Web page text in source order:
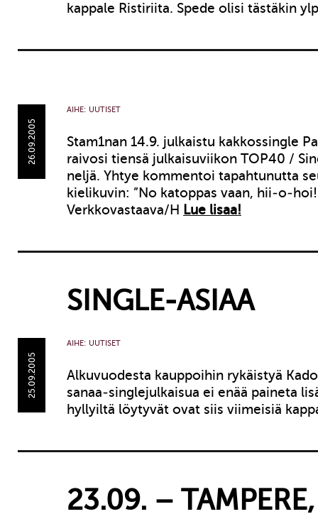
kappale Ristiriita. Spede olisi tästäkin
26.09.2005
AIHE: UUTISET
Stam1nan 14.9. julkaistu kakkossingle
raivosi tiensä julkaisuviikon TOP40 /
neljä. Yhtye kommentoi tapahtunutta
kielikuvin: ”No katoppas vaan, hii-o-
Verkkovastaava/H Lue lisaa!
SINGLE-ASIAA
25.09.2005
AIHE: UUTISET
Alkuvuodesta kauppoihin rykäistyä
sanaa-singlejulkaisua ei enää paineta
hyllyiltä löytyvät ovat siis viimeisiä
23.09. –